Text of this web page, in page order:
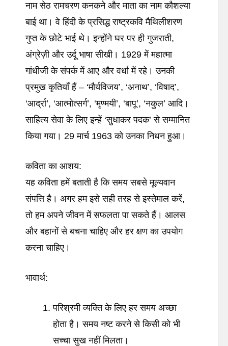
नाम सेठ रामचरण कनकने और माता का नाम कौशल्या
बाई था। वे हिंदी के प्रसिद्ध राष्ट्रकवि मैथिलीशरण
गुप्त के छोटे भाई थे। इन्होंने घर पर ही गुजराती,
अंग्रेज़ी और उर्दू भाषा सीखी। 1929 में महात्मा
गांधीजी के संपर्क में आए और वर्धा में रहे। उनकी
प्रमुख कृतियाँ हैं – ‘मौर्यविजय’, ‘अनाथ’, ‘विषाद’,
‘आर्द्रा’, ‘आत्मोत्सर्ग’, ‘मृण्मयी’, ‘बापू’, ‘नकुल’ आदि।
साहित्य सेवा के लिए इन्हें ‘सुधाकर पदक’ से सम्मानित
किया गया। 29 मार्च 1963 को उनका निधन हुआ।
कविता का आशय:
यह कविता हमें बताती है कि समय सबसे मूल्यवान
संपत्ति है। अगर हम इसे सही तरह से इस्तेमाल करें,
तो हम अपने जीवन में सफलता पा सकते हैं। आलस
और बहानों से बचना चाहिए और हर क्षण का उपयोग
करना चाहिए।
भावार्थ:
परिश्रमी व्यक्ति के लिए हर समय अच्छा
होता है। समय नष्ट करने से किसी को भी
सच्चा सुख नहीं मिलता।